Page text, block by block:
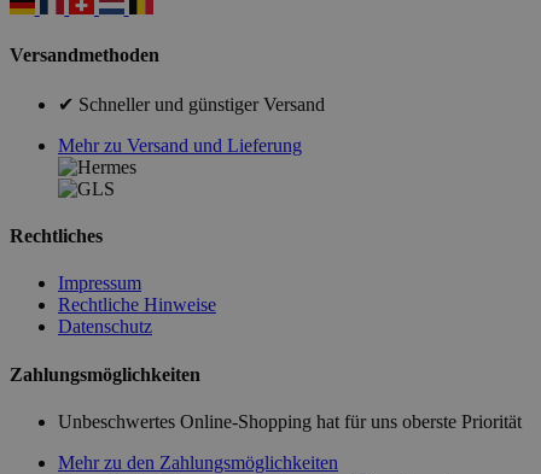
Versandmethoden
✔ Schneller und günstiger Versand
Mehr zu Versand und Lieferung
Rechtliches
Impressum
Rechtliche Hinweise
Datenschutz
Zahlungsmöglichkeiten
Unbeschwertes Online-Shopping hat für uns oberste Priorität
Mehr zu den Zahlungsmöglichkeiten